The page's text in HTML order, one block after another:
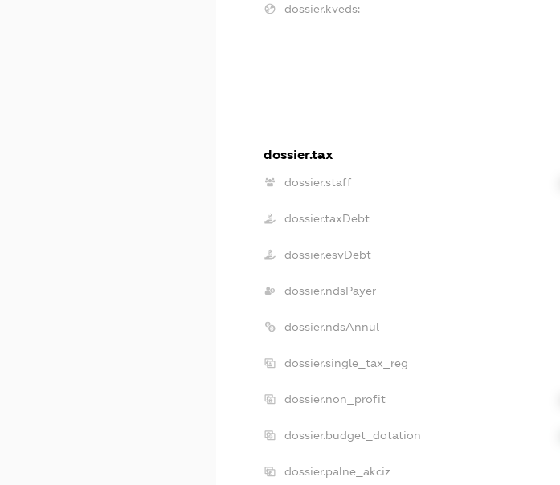
dossier.kveds:
dossier.tax
dossier.staff
dossier.taxDebt
dossier.esvDebt
dossier.ndsPayer
dossier.ndsAnnul
dossier.single_tax_reg
dossier.non_profit
dossier.budget_dotation
dossier.palne_akciz